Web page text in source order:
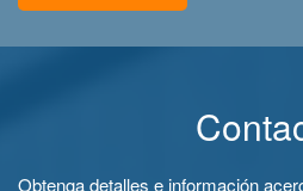
Obtenga detalles e información